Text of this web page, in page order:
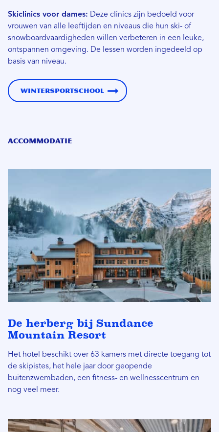
Skiclinics voor dames: Deze clinics zijn bedoeld voor
vrouwen van alle leeftijden en niveaus die hun ski- of
snowboardvaardigheden willen verbeteren in een leuke,
ontspannen omgeving. De lessen worden ingedeeld op
basis van niveau.
Wintersportschool
Accommodatie
De herberg bij Sundance
Mountain Resort
Het hotel beschikt over 63 kamers met directe toegang tot
de skipistes, het hele jaar door geopende
buitenzwembaden, een fitness- en wellnesscentrum en
nog veel meer.